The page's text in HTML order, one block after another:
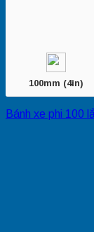
100mm (4in)
Bánh xe phi 100